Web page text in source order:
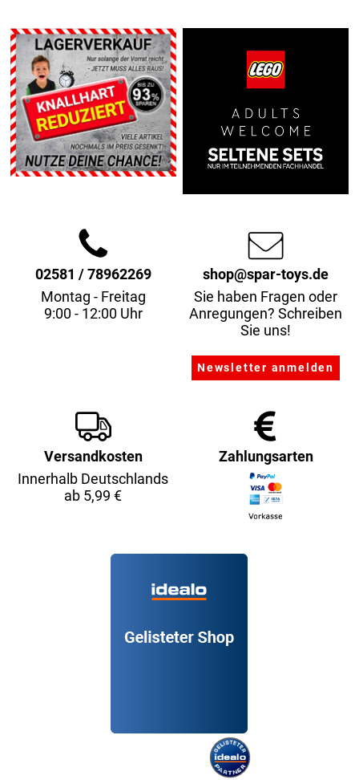
02581 / 78962269
Montag - Freitag
9:00 - 12:00 Uhr
shop@spar-toys.de
Sie haben Fragen oder
Anregungen? Schreiben
Sie uns!
Versandkosten
Innerhalb Deutschlands
ab 5,99 €
Zahlungsarten